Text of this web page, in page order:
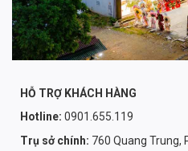
HỖ TRỢ KHÁCH HÀNG
Hotline: 0901.655.119
Trụ sở chính: 760 Quang Trung,